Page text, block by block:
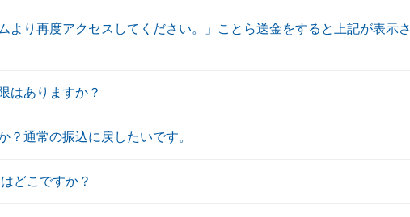
より再度アクセスしてください。」ことら送金をすると上記が表示さ
はありますか？
？通常の振込に戻したいです。
どこですか？